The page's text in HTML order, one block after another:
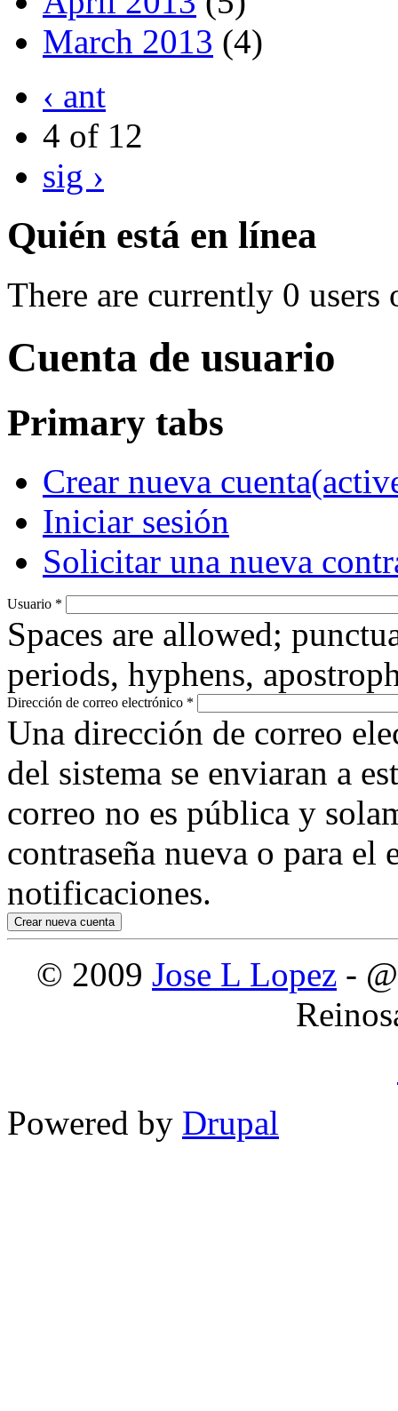
March 2013 (4)
‹ ant
4 of 12
sig ›
Quién está en línea
There are currently 0 users
Cuenta de usuario
Primary tabs
Crear nueva cuenta
Iniciar sesión
Solicitar una nueva
Usuario *
Spaces are allowed;
periods, hyphens,
Dirección de correo electrónico *
Una dirección de correo
del sistema se enviaran a
correo no es pública y
contraseña nueva o para
notificaciones.
© 2009 Jose L Lopez -
Powered by Drupal